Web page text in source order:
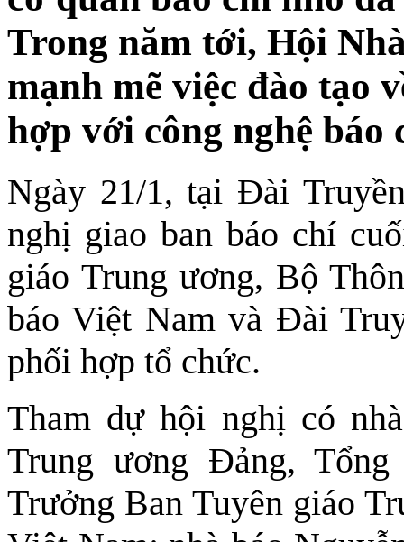
Trong năm tới, Hội
mạnh mẽ việc đào tạo
hợp với công nghệ báo
Ngày 21/1, tại Đài
nghị giao ban báo chí
giáo Trung ương, Bộ
báo Việt Nam và Đài
phối hợp tổ chức.
Tham dự hội nghị có
Trung ương Đảng,
Trưởng Ban Tuyên giáo